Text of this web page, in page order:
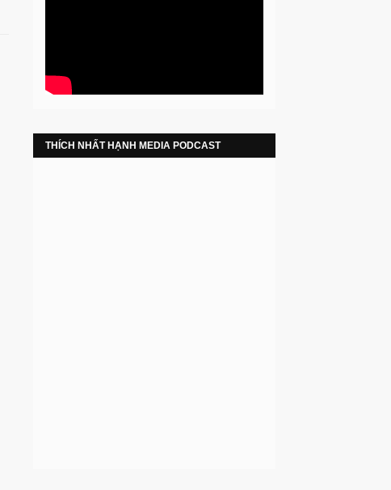
THÍCH NHẤT HẠNH MEDIA PODCAST